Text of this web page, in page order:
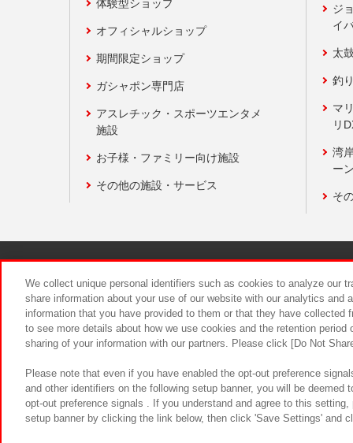
体験型ショップ
オフィシャルショップ
期間限定ショップ
ガシャポン専門店
アスレチック・スポーツエンタメ
施設
お子様・ファミリー向け施設
その他の施設・サービス
ジ
イ
太
釣
マ
リ
湾
ー
そ
食品のご
We collect unique personal identifiers such as cookies to analyze our
share information about your use of our website with our analytics and
information that you have provided to them or that they have
to see more details about how we use cookies and the retention
sharing of your information with our partners. Please click [Do Not
Please note that even if you have enabled the opt-out preference
and other identifiers on the following setup banner, you will be
opt-out preference signals . If you understand and agree to this
setup banner by clicking the link below, then click 'Save Settings' and